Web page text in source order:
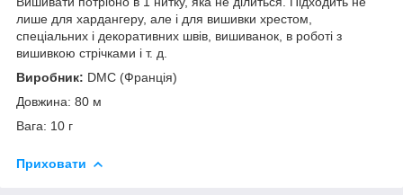
лише для хардангеру, але і для вишивки хрестом,
спеціальних і декоративних швів, вишиванок, в роботі з
вишивкою стрічками і т. д.
Виробник: DMC (Франція)
Довжина: 80 м
Вага: 10 г
Приховати